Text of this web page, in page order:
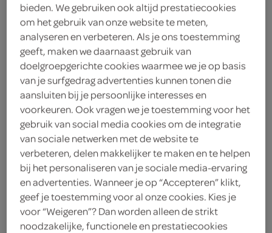
ingrediënten
200 milliliter kokosmelk
2 teentjes knoflook
2 rode pepers
2 rode uien
3 eetlepels arachideolie
8 drumsticks
bieden. We gebruiken ook altijd prestatiecookies
om het gebruik van onze website te meten,
analyseren en verbeteren. Als je ons toestemming
geeft, maken we daarnaast gebruik van
doelgroepgerichte cookies waarmee we je op basis
van je surfgedrag advertenties kunnen tonen die
aansluiten bij je persoonlijke interesses en
voorkeuren. Ook vragen we je toestemming voor het
gebruik van social media cookies om de integratie
van sociale netwerken met de website te
verbeteren, delen makkelijker te maken en te helpen
bij het personaliseren van je sociale media-ervaring
en advertenties. Wanneer je op “Accepteren” klikt,
geef je toestemming voor al onze cookies. Kies je
voor “Weigeren”? Dan worden alleen de strikt
noodzakelijke, functionele en prestatiecookies